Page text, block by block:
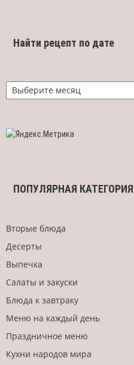
Найти рецепт по дате
Найти
рецепт
ПОПУЛЯРНАЯ КАТЕГОРИЯ
Вторые блюда
Десерты
Выпечка
Салаты и закуски
Блюда к завтраку
Меню на каждый день
Праздничное меню
Кухни народов мира